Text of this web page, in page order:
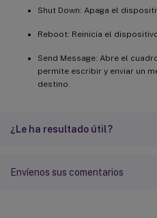
Shut Down: Apaga el
Reboot: Reinicia el
Send Message: Abre el
permite escribir y enviar un
destino.
¿Le ha resultado útil?
Envíenos sus comentarios